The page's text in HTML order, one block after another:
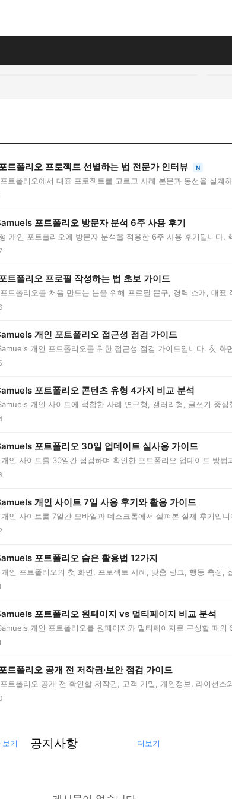
트폴리오 프로젝트 선별하는 법 전문가 인터뷰 N
트폴리오에서 대표 프로젝트를 고르고 사례 본문과 동선을 설계
포트폴리오 방문자 분석 6주 사용 후기
개인 포트폴리오에 방문자 분석을 적용한 6주 사용 후기입니다.
트폴리오 프로필 작성하는 법 초보 가이드
트폴리오를 처음 만드는 분을 위해 프로필 문구, 경력 소개, 대표
개인 포트폴리오 접근성 점검 가이드
개인 포트폴리오를 위한 접근성 점검 가이드입니다. 첫 화
포트폴리오 콘텐츠 유형 4가지 비교 분석
개인 사이트에 적합한 사례 연구형, 갤러리형, 글쓰기 중심
포트폴리오 30일 업데이트 실사용 가이드
인 사이트를 30일간 점검하며 확인한 포트폴리오 업데이트 방법
개인 사이트 7일 사용 후기와 활용 가이드
인 사이트를 7일간 모바일과 데스크톱에서 살펴본 실제 후기입니
포트폴리오 숨은 활용법 12가지
인 포트폴리오의 첫 화면, 프로젝트 사례, 맞춤 링크, 행동 측정,
포트폴리오 원페이지 vs 멀티페이지 비교 분석
개인 포트폴리오를 원페이지와 멀티페이지로 구성할 때의
트폴리오 공개 전 저작권·보안 점검 가이드
트폴리오 공개 전 확인할 저작권, 고객 기밀, 개인정보, 라이선스
보기 공지사항 더보기